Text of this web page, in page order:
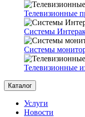
Телевизионные
Системы
Системы
Телевизионные
Каталог
Услуги
Новости